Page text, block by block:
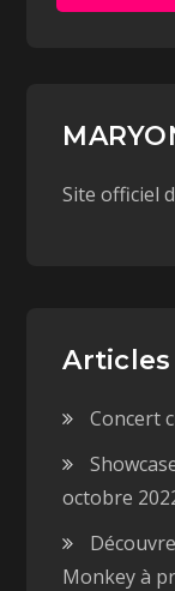
Site officiel
Concert
octobre
Monkey à